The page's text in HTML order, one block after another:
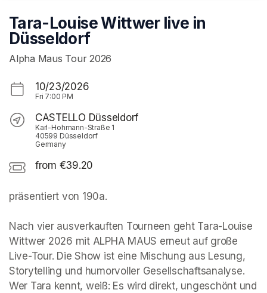
Tara-Louise Wittwer live in
Düsseldorf
Alpha Maus Tour 2026
10/23/2026
Fri 7:00 PM
CASTELLO Düsseldorf
Karl-Hohmann-Straße 1
40599 Düsseldorf
Germany
from €39.20
präsentiert von 190a.
Nach vier ausverkauften Tourneen geht Tara-Louise
Wittwer 2026 mit ALPHA MAUS erneut auf große
Live-Tour. Die Show ist eine Mischung aus Lesung,
Storytelling und humorvoller Gesellschaftsanalyse.
Wer Tara kennt, weiß: Es wird direkt, ungeschönt und